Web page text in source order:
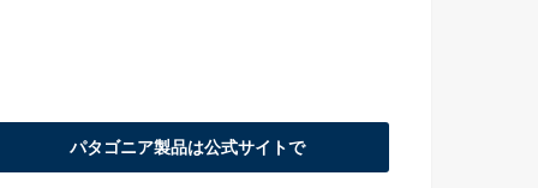
パタゴニア製品は公式サイトで